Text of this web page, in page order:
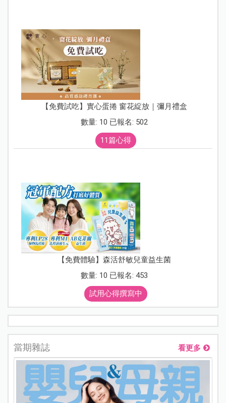
【免費試吃】實心蛋捲 窗花綻放｜彌月禮盒
數量: 10 已報名: 502
11篇心得
【免費體驗】森活舒敏兒童益生菌
數量: 10 已報名: 453
試用心得撰寫中
當期雜誌 看更多